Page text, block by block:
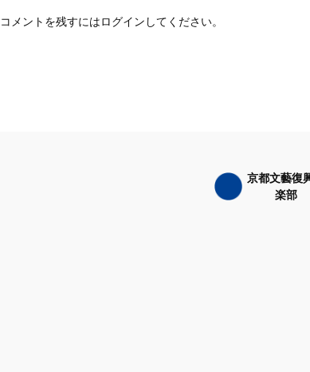
コメントを残すにはログインしてください。
京都文藝復
楽部